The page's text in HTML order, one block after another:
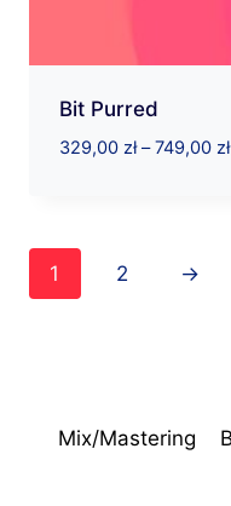
Bit Purred
329,00 zł – 749,00 zł
1 2 →
Mix/Mastering